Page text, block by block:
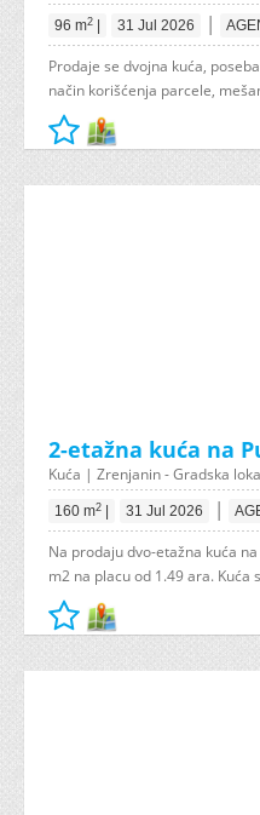
96 m2 31 Jul 2026 |
Prodaje se dvojna kuća,
način korišćenja parcele,
2-etažna kuća na
Kuća | Zrenjanin - Gradska
160 m2 31 Jul 2026 |
Na prodaju dvo-etažna kuća
m2 na placu od 1.49 ara. Kuća